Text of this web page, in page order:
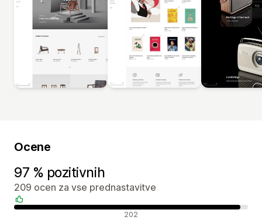
Ocene
97 % pozitivnih
209 ocen za vse prednastavitve
Pozitivne ocene 202